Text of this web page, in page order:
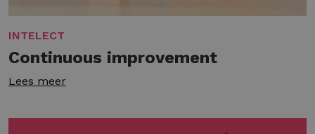
INTELECT
Continuous improvement
Lees meer